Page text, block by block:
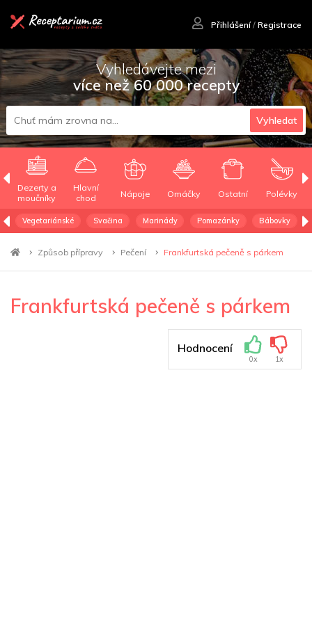
Přihlášení/ Registrace
Vyhledávejte mezi
více než 60 000 recepty
Vyhledat
Dezerty a
moučníky
Hlavní
chod
Nápoje Omáčky Ostatní Polévky
Vegetariánské Svačina Marinády Pomazánky Bábovky
Způsob přípravy Pečení Frankfurtská pečeně s párkem
Frankfurtská pečeně s párkem
Hodnocení
0x 1x